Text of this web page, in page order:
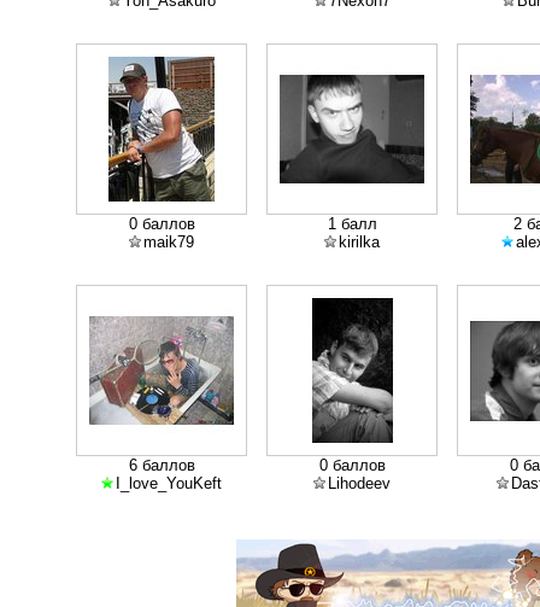
0 баллов
maik79
1 балл
kirilka
2
6 баллов
I_love_YouKeft
0 баллов
Lihodeev
0